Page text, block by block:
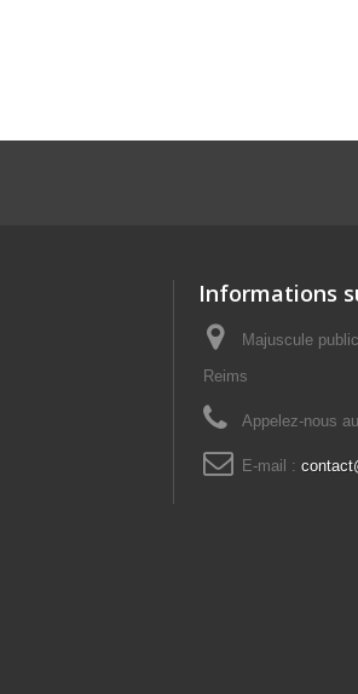
Informations
Majuscule
Reims
Appelez-nous
E-mail :